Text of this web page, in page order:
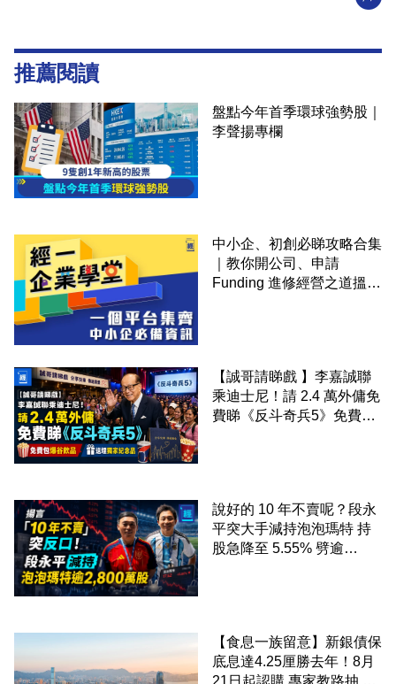
推薦閱讀
盤點今年首季環球強勢股｜
李聲揚專欄
中小企、初創必睇攻略合集
｜教你開公司、申請
Funding 進修經營之道搵大
【誠哥請睇戲 】李嘉誠聯
乘迪士尼！請 2.4 萬外傭免
費睇《反斗奇兵5》免費包
說好的 10 年不賣呢？段永
平突大手減持泡泡瑪特 持
股急降至 5.55% 劈逾
【食息一族留意】新銀債保
底息達4.25厘勝去年！8月
21日起認購 專家教路抽 20